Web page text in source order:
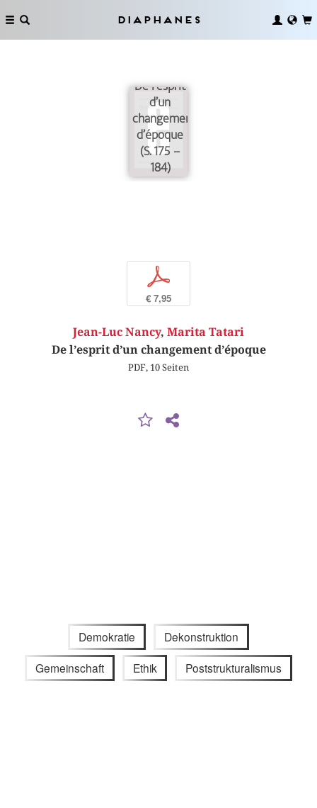
Diaphanes
De l’esprit
d’un
changement
d’époque
(S. 175 –
184)
p
€ 7,95
Jean-Luc Nancy, Marita Tatari
De l’esprit d’un changement d’époque
PDF, 10 Seiten
Demokratie Dekonstruktion
Gemeinschaft Ethik Poststrukturalismus